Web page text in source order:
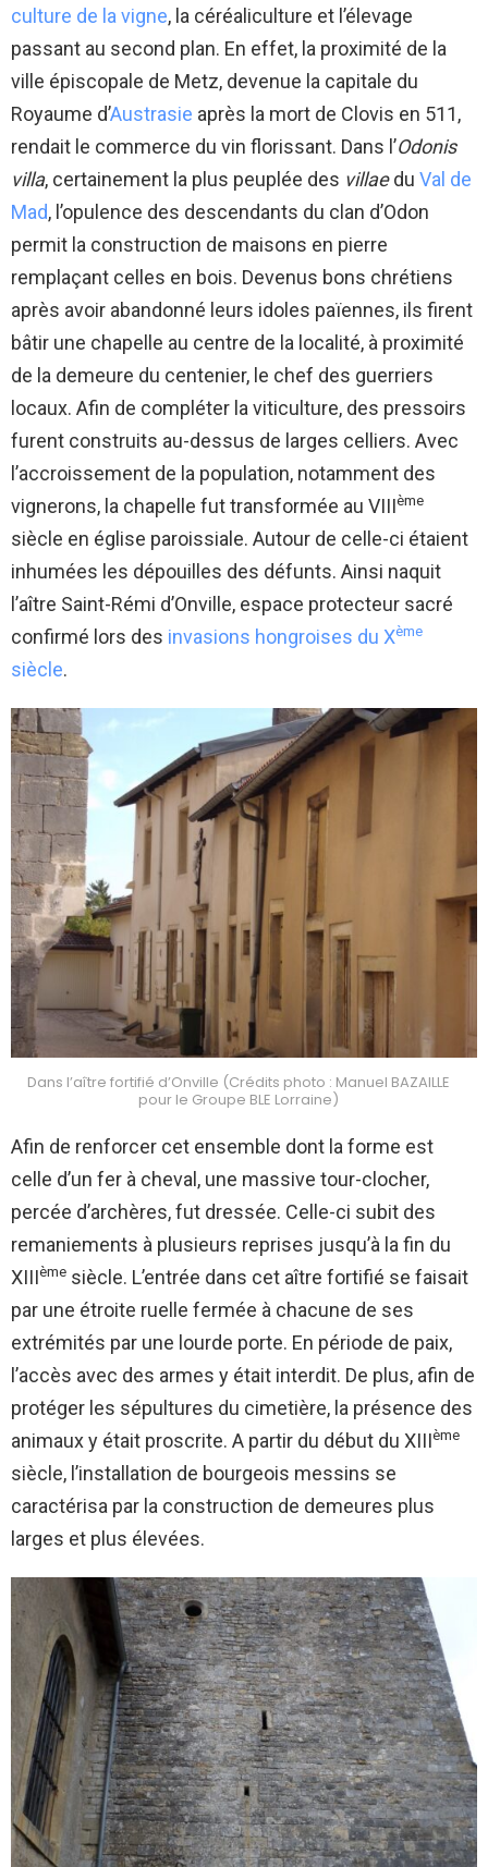
culture de la vigne, la céréaliculture et l’élevage
passant au second plan. En effet, la proximité de la
ville épiscopale de Metz, devenue la capitale du
Royaume d’Austrasie après la mort de Clovis en 511,
rendait le commerce du vin florissant. Dans l’Odonis
villa, certainement la plus peuplée des villaedu Val de
Mad, l’opulence des descendants du clan d’Odon
permit la construction de maisons en pierre
remplaçant celles en bois. Devenus bons chrétiens
après avoir abandonné leurs idoles païennes, ils firent
bâtir une chapelle au centre de la localité, à proximité
de la demeure du centenier, le chef des guerriers
locaux. Afin de compléter la viticulture, des pressoirs
furent construits au-dessus de larges celliers. Avec
l’accroissement de la population, notamment des
vignerons, la chapelle fut transformée au VIIIème
siècle en église paroissiale. Autour de celle-ci étaient
inhumées les dépouilles des défunts. Ainsi naquit
l’aître Saint-Rémi d’Onville, espace protecteur sacré
confirmé lors des invasions hongroises du Xème
siècle.
Dans l’aître fortifié d’Onville (Crédits photo : Manuel BAZAILLE
pour le Groupe BLE Lorraine)
Afin de renforcer cet ensemble dont la forme est
celle d’un fer à cheval, une massive tour-clocher,
percée d’archères, fut dressée. Celle-ci subit des
remaniements à plusieurs reprises jusqu’à la fin du
XIIIème siècle. L’entrée dans cet aître fortifié se faisait
par une étroite ruelle fermée à chacune de ses
extrémités par une lourde porte. En période de paix,
l’accès avec des armes y était interdit. De plus, afin de
protéger les sépultures du cimetière, la présence des
animaux y était proscrite. A partir du début du XIIIème
siècle, l’installation de bourgeois messins se
caractérisa par la construction de demeures plus
larges et plus élevées.